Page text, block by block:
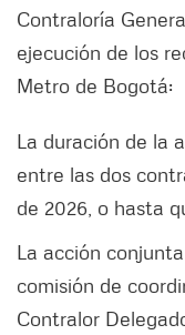
Contraloría
ejecución de los
Metro de Bogotá:
La duración de la
entre las dos
de 2026, o hasta
La acción
comisión de
Contralor